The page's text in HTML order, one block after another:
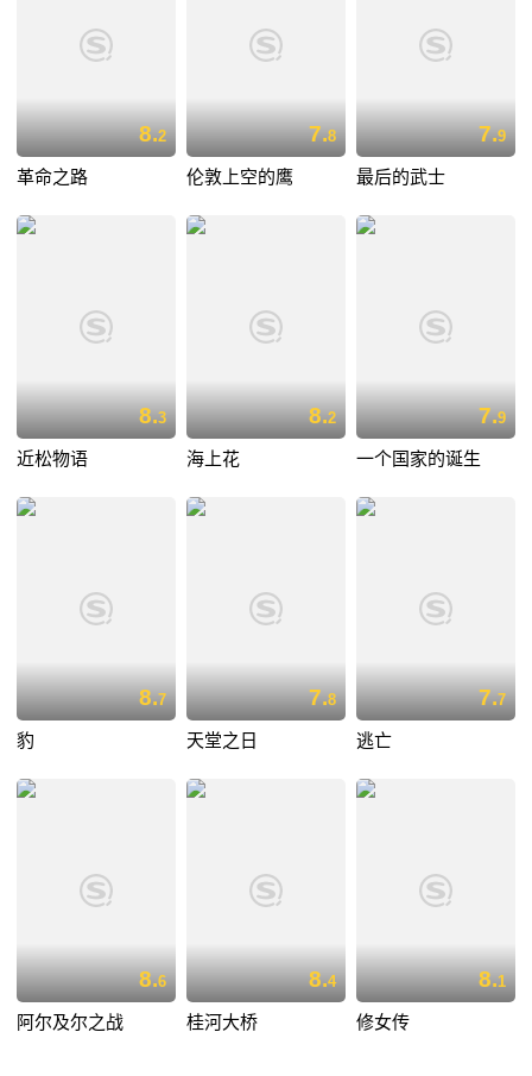
8.2
革命之路
7.8
伦敦上空的鹰
7.9
最后的武士
8.3
近松物语
8.2
海上花
7.9
一个国家的诞生
8.7
豹
7.8
天堂之日
7.7
逃亡
8.6
阿尔及尔之战
8.4
桂河大桥
8.1
修女传